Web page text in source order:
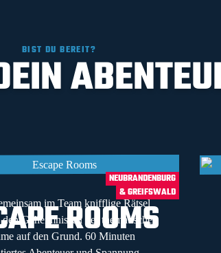
BIST DU BEREIT?
NEUBRANDENBURG
& GREIFSWALD
ROOMS
im Team knifflige Rätsel
den Geheimnissen der thematischen
auf den Grund. 60 Minuten